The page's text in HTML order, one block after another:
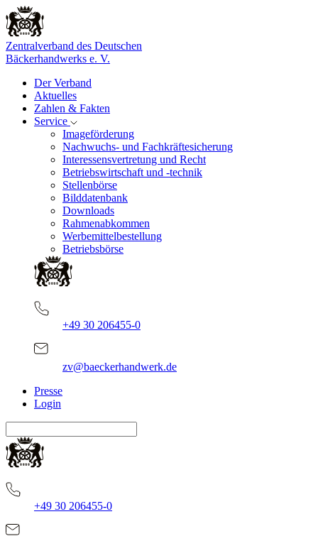
Zentralverband des Deutschen
Bäckerhandwerks e. V.
Der Verband
Aktuelles
Zahlen & Fakten
Service
Imageförderung
Nachwuchs- und Fachkräftesicherung
Interessensvertretung und Recht
Betriebswirtschaft und -technik
Stellenbörse
Bilddatenbank
Downloads
Rahmenabkommen
Werbemittelbestellung
Betriebsbörse
+49 30 206455-0
zv@baeckerhandwerk.de
Presse
Login
+49 30 206455-0